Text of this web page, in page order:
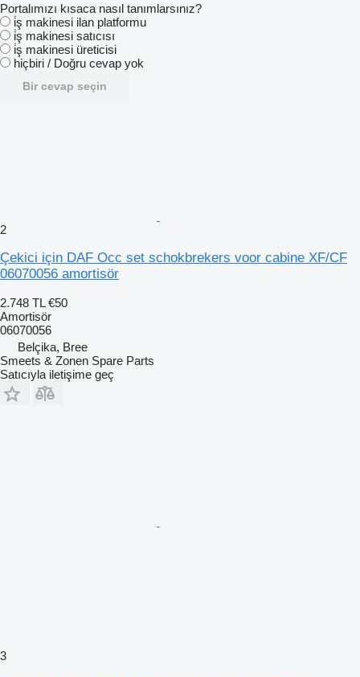
Portalımızı kısaca nasıl tanımlarsınız?
i̇ş makinesi ilan platformu
i̇ş makinesi satıcısı
i̇ş makinesi üreticisi
hiçbiri / Doğru cevap yok
Bir cevap seçin
2
Çekici için DAF Occ set schokbrekers voor cabine XF/CF
06070056 amortisör
2.748 TL €50
Amortisör
06070056
Belçika, Bree
Smeets & Zonen Spare Parts
Satıcıyla iletişime geç
3